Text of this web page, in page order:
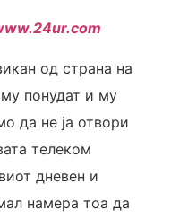
од страна на
понудат и му
да не ја отвори
телеком
дневен и
намера тоа да